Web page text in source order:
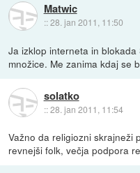
Matwic
::28. jan 2011, 11:50
Ja izklop interneta in
množice. Me zanima kdaj se
solatko
::28. jan 2011, 11:54
Važno da religiozni skrajneži
revnejši folk, večja podpora